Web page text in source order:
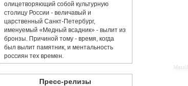
олицетворяющий собой культурную
столицу России - величавый и
царственный Санкт-Петербург,
именуемый «Медный всадник» - вылит из
бронзы. Причиной тому - время, когда
был вылит памятник, и ментальность
россиян тех времен.
Пресс-релизы